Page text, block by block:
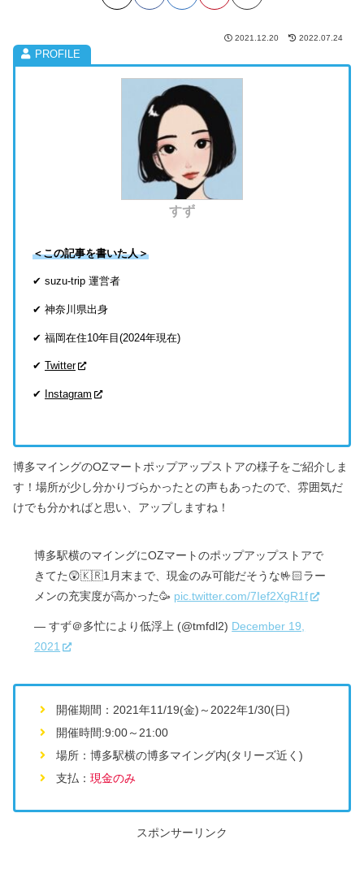
2021.12.20 2022.07.24
すず
＜この記事を書いた人＞
✔ suzu-trip 運営者
✔ 神奈川県出身
✔ 福岡在住10年目(2024年現在)
✔ Twitter
✔ Instagram
博多マイングのOZマートポップアップストアの様子をご紹介しま
す！ 場所が少し分かりづらかったとの声もあったので、 雰囲気だ
けでも分かればと思い、アップしますね！
博多駅横のマイングにOZマートのポップアップストアで
きてた😲🇰🇷1月末まで、現金のみ可能だそうな🤟🏻ラー
メンの充実度が高かった🥳 pic.twitter.com/7Ief2XgR1f
— すず＠多忙により低浮上 (@tmfdl2) December 19,
2021
開催期間：2021年11/19(金)～2022年1/30(日)
開催時間:9:00～21:00
場所：博多駅横の博多マイング内(タリーズ近く)
支払： 現金のみ
スポンサーリンク